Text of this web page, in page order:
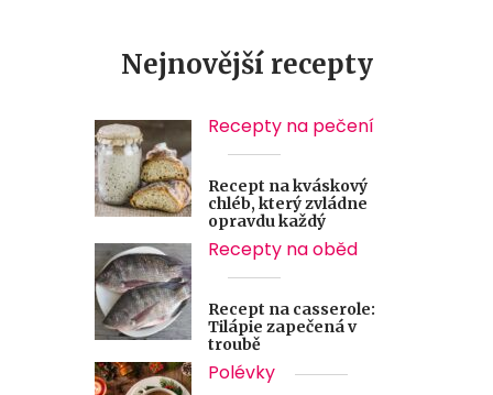
Nejnovější recepty
Recepty na pečení
Recept na kváskový
chléb, který zvládne
opravdu každý
Recepty na oběd
Recept na casserole:
Tilápie zapečená v
troubě
Polévky